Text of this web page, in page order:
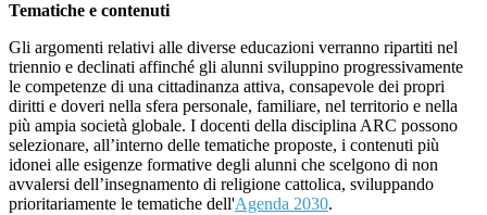
Tematiche e contenuti
Gli argomenti relativi alle diverse educazioni verranno ripartiti nel
triennio e declinati affinché gli alunni sviluppino progressivamente
le competenze di una cittadinanza attiva, consapevole dei propri
diritti e doveri nella sfera personale, familiare, nel territorio e nella
più ampia società globale. I docenti della disciplina ARC possono
selezionare, all’interno delle tematiche proposte, i contenuti più
idonei alle esigenze formative degli alunni che scelgono di non
avvalersi dell’insegnamento di religione cattolica, sviluppando
prioritariamente le tematiche dell'Agenda 2030.